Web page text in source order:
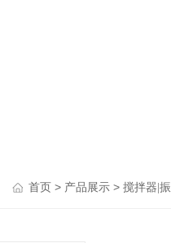
首页 > 产品展示 > 搅拌器|